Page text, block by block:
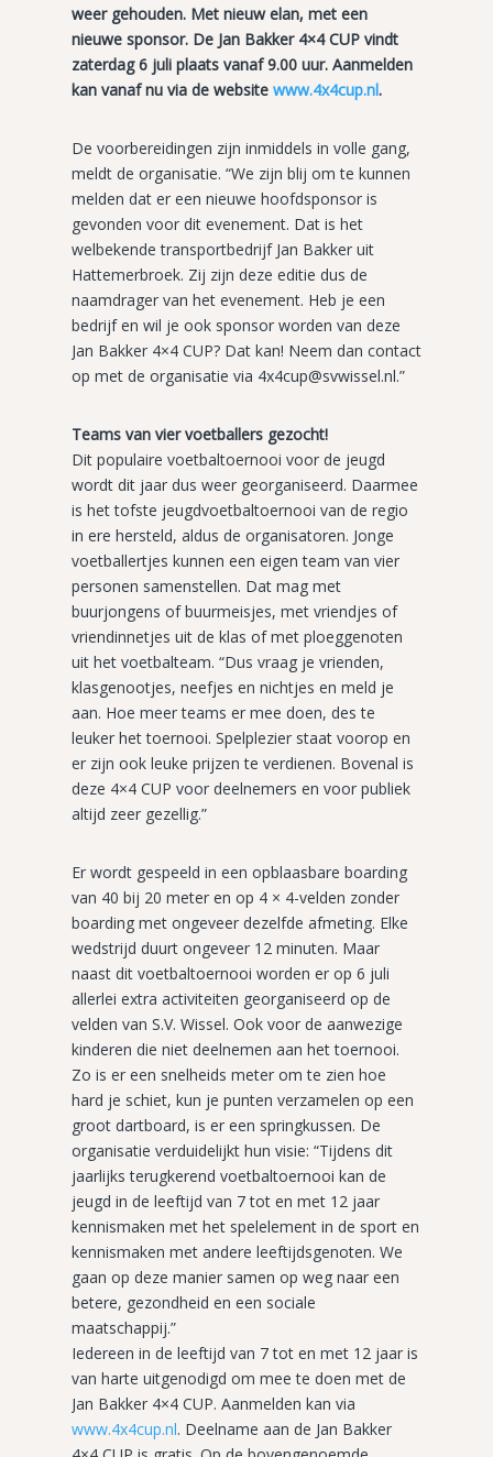
weer gehouden. Met nieuw elan, met een
nieuwe sponsor. De Jan Bakker 4×4 CUP vindt
zaterdag 6 juli plaats vanaf 9.00 uur. Aanmelden
kan vanaf nu via de website www.4x4cup.nl.
De voorbereidingen zijn inmiddels in volle gang,
meldt de organisatie. “We zijn blij om te kunnen
melden dat er een nieuwe hoofdsponsor is
gevonden voor dit evenement. Dat is het
welbekende transportbedrijf Jan Bakker uit
Hattemerbroek. Zij zijn deze editie dus de
naamdrager van het evenement. Heb je een
bedrijf en wil je ook sponsor worden van deze
Jan Bakker 4×4 CUP? Dat kan! Neem dan contact
op met de organisatie via 4x4cup@svwissel.nl.”
Teams van vier voetballers gezocht!
Dit populaire voetbaltoernooi voor de jeugd
wordt dit jaar dus weer georganiseerd. Daarmee
is het tofste jeugdvoetbaltoernooi van de regio
in ere hersteld, aldus de organisatoren. Jonge
voetballertjes kunnen een eigen team van vier
personen samenstellen. Dat mag met
buurjongens of buurmeisjes, met vriendjes of
vriendinnetjes uit de klas of met ploeggenoten
uit het voetbalteam. “Dus vraag je vrienden,
klasgenootjes, neefjes en nichtjes en meld je
aan. Hoe meer teams er mee doen, des te
leuker het toernooi. Spelplezier staat voorop en
er zijn ook leuke prijzen te verdienen. Bovenal is
deze 4×4 CUP voor deelnemers en voor publiek
altijd zeer gezellig.”
Er wordt gespeeld in een opblaasbare boarding
van 40 bij 20 meter en op 4 × 4-velden zonder
boarding met ongeveer dezelfde afmeting. Elke
wedstrijd duurt ongeveer 12 minuten. Maar
naast dit voetbaltoernooi worden er op 6 juli
allerlei extra activiteiten georganiseerd op de
velden van S.V. Wissel. Ook voor de aanwezige
kinderen die niet deelnemen aan het toernooi.
Zo is er een snelheids meter om te zien hoe
hard je schiet, kun je punten verzamelen op een
groot dartboard, is er een springkussen. De
organisatie verduidelijkt hun visie: “Tijdens dit
jaarlijks terugkerend voetbaltoernooi kan de
jeugd in de leeftijd van 7 tot en met 12 jaar
kennismaken met het spelelement in de sport en
kennismaken met andere leeftijdsgenoten. We
gaan op deze manier samen op weg naar een
betere, gezondheid en een sociale
maatschappij.”
Iedereen in de leeftijd van 7 tot en met 12 jaar is
van harte uitgenodigd om mee te doen met de
Jan Bakker 4×4 CUP. Aanmelden kan via
www.4x4cup.nl. Deelname aan de Jan Bakker